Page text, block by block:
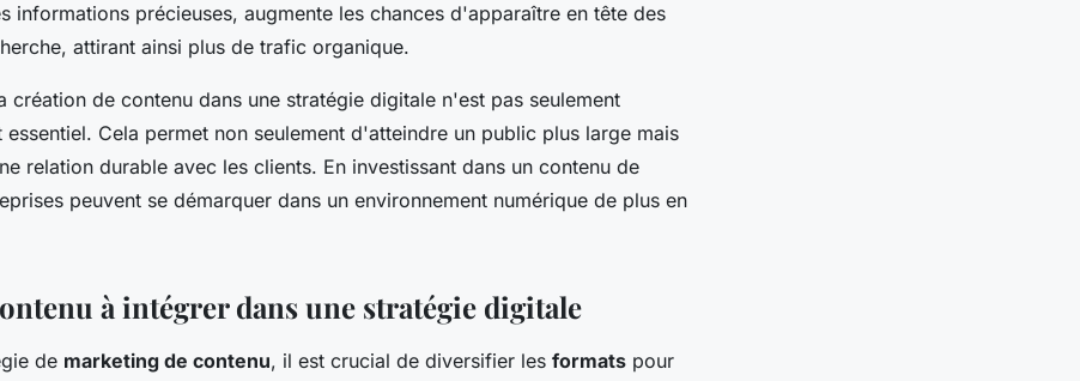
informations précieuses, augmente les chances d'apparaître en tête des
attirant ainsi plus de trafic organique.
création de contenu dans une stratégie digitale n'est pas seulement
Cela permet non seulement d'atteindre un public plus large mais
relation durable avec les clients. En investissant dans un contenu de
peuvent se démarquer dans un environnement numérique de plus en
à intégrer dans une stratégie digitale
de marketing de contenu, il est crucial de diversifier les formats pour